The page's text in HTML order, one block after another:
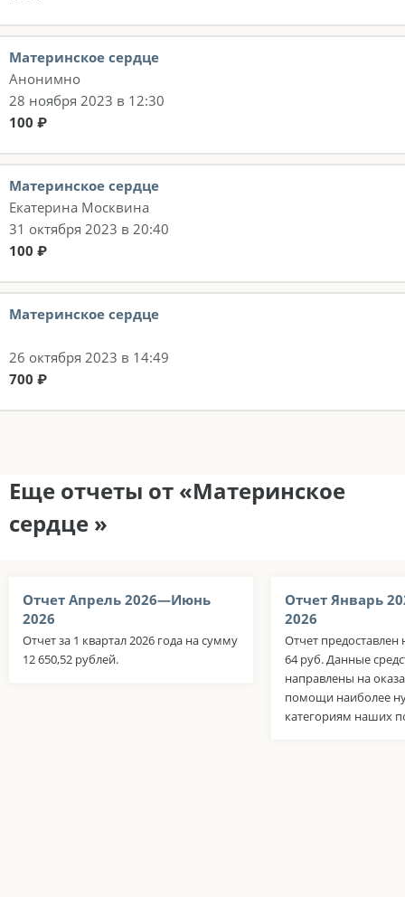
Материнское сердце
Анонимно
28 ноября 2023 в 12:30
100 ₽
Материнское сердце
Екатерина Москвина
31 октября 2023 в 20:40
100 ₽
Материнское сердце
26 октября 2023 в 14:49
700 ₽
Еще отчеты от «Материнское
сердце »
Отчет Апрель 2026—Июнь
2026
Отчет за 1 квартал 2026 года на сумму
12 650,52 рублей.
Отчет Январь
2026
Отчет предоставлен
64 руб. Данные
направлены на
помощи наиболее
категориям наших